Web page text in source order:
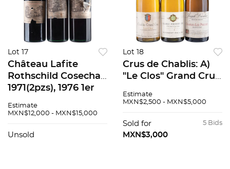
Lot 17
Château Lafite
Rothschild Cosechas:
1971(2pzs), 1976 1er
Pauillac Francia
Estimate
MXN$12,000 - MXN$15,000
Unsold
Lot 18
Crus de Chablis: A)
"Le Clos" Grand Cru
Fourchaume"
"Les Preuses" Grand
Cru 1999 Total de
Estimate
MXN$2,500 - MXN$5,000
5 Bids
Sold for
MXN$3,000